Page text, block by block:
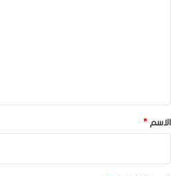
*الاسم *